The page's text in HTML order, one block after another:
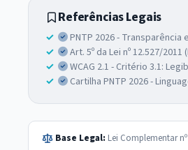
Referências Legais
PNTP 2026 - Transparência
Art. 5º da Lei nº 12.527/
WCAG 2.1 - Critério 3.1:
Cartilha PNTP 2026 -
Base Legal: Lei Complementar